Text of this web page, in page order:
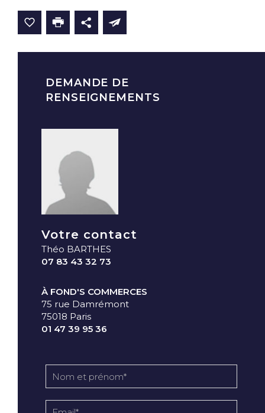
DEMANDE DE
RENSEIGNEMENTS
Votre contact
Théo BARTHES
07 83 43 32 73
À FOND'S COMMERCES
75 rue Damrémont
75018 Paris
01 47 39 95 36